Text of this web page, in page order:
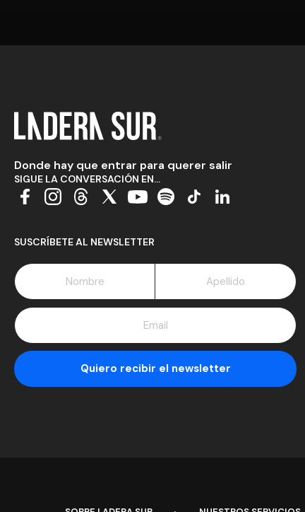
Donde hay que entrar para querer salir
SIGUE LA CONVERSACIÓN EN...
SUSCRÍBETE AL NEWSLETTER